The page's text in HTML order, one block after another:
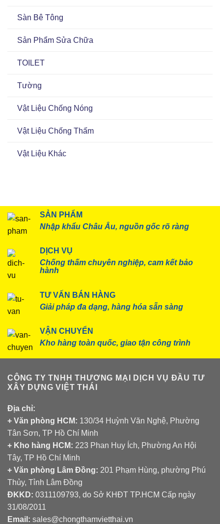
Sàn Bê Tông
Sản Phẩm Sửa Chữa
TOILET
Tường
Vật Liệu Chống Nóng
Vật Liệu Chống Thấm
Vật Liệu Khác
SẢN PHẨM
Nhập khẩu Châu Âu, nguồn gốc rõ ràng
DỊCH VỤ
Chống thấm chuyên nghiệp, cam kết bảo
hành
TƯ VẤN BÁN HÀNG
Giải pháp đa dạng, hàng hóa sẵn sàng
VẬN CHUYỂN
Kho hàng toàn quốc, giao tận công trình
CÔNG TY TNHH THƯƠNG MẠI DỊCH VỤ ĐẦU TƯ
XÂY DỰNG VIỆT THÁI
Địa chỉ:
+ Văn phòng HCM: 130/34 Huỳnh Văn Nghệ, Phường
Tân Sơn, TP Hồ Chí Minh
+ Kho hàng HCM: 223 Phan Huy Ích, Phường An Hội
Tây, TP Hồ Chí Minh
+ Văn phòng Lâm Đồng: 201 Phạm Hùng, phường Phú
Thủy, Tỉnh Lâm Đồng
ĐKKD: 0311109793, do Sở KHĐT TP.HCM Cấp ngày
31/08/2011
Email: sales@chongthamvietthai.vn